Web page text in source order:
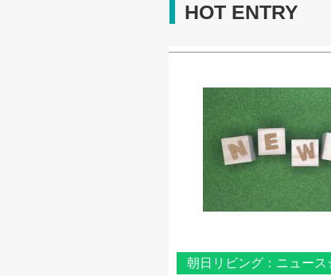
HOT ENTRY
朝日リビング：ニュー